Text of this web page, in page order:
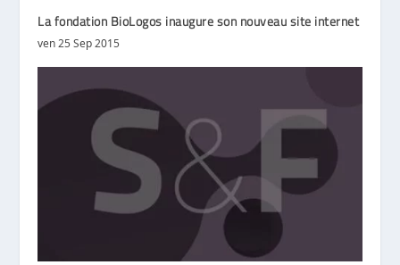
La fondation BioLogos inaugure son nouveau site internet
ven 25 Sep 2015